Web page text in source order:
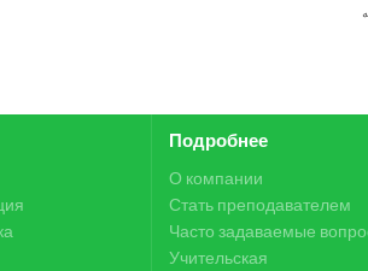
Подробнее
О компании
Стать преподавателем
Часто задаваемые
Учительская